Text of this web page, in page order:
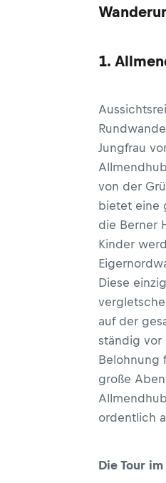
1.
Jungfrau
von der
bietet eine
die Berner
Kinder
Diese
auf der
ständig vor
Belohnung
große
ordentlich
Die Tour